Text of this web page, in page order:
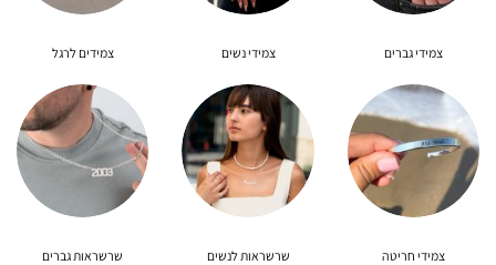
צמידי גברים צמידי נשים צמידים לרגל
צמידי חריטה שרשראות לנשים שרשראות גברים